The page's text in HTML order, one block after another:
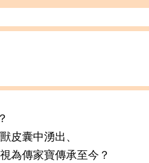
皮囊中湧出、
為傳家寶傳承至今？